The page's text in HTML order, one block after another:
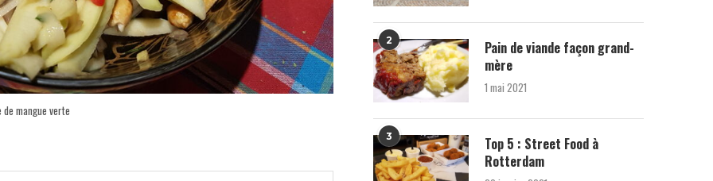
de mangue verte
2
Pain de viande façon grand-
mère
1 mai 2021
3
Top 5 : Street Food à
Rotterdam